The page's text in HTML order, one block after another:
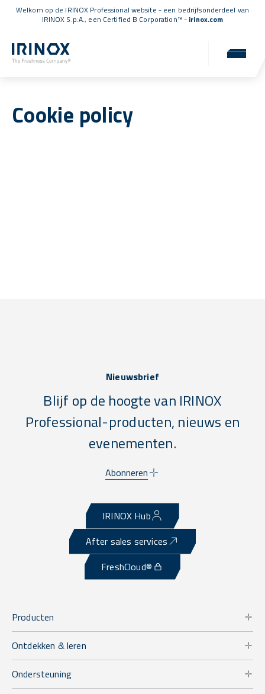
Welkom op de IRINOX Professional website - een bedrijfsonderdeel van
IRINOX S.p.A., een Certified B Corporation™ - irinox.com
Cookie policy
Nieuwsbrief
Blijf op de hoogte van IRINOX
Professional-producten, nieuws en
evenementen.
Abonneren
IRINOX Hub
After sales services
FreshCloud®
Producten
Ontdekken & leren
Ondersteuning